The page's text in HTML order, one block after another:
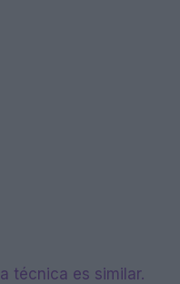
la técnica es similar.